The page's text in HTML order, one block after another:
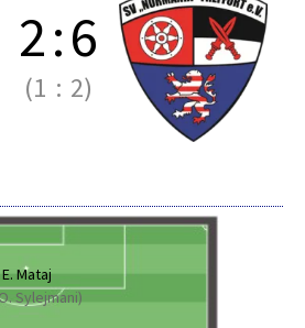
2:6
(1 : 2)
E. Mataj
Sylejmani)